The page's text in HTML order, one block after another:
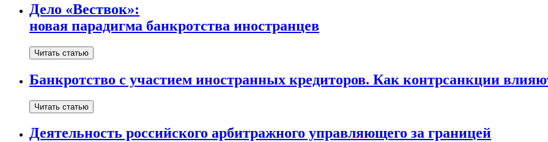
Дело «Вествок»:
новая парадигма банкротства иностранцев
Читать статью
Банкротство с участием иностранных кредиторов. Как контрсанкции
Читать статью
Деятельность российского арбитражного управляющего за границей